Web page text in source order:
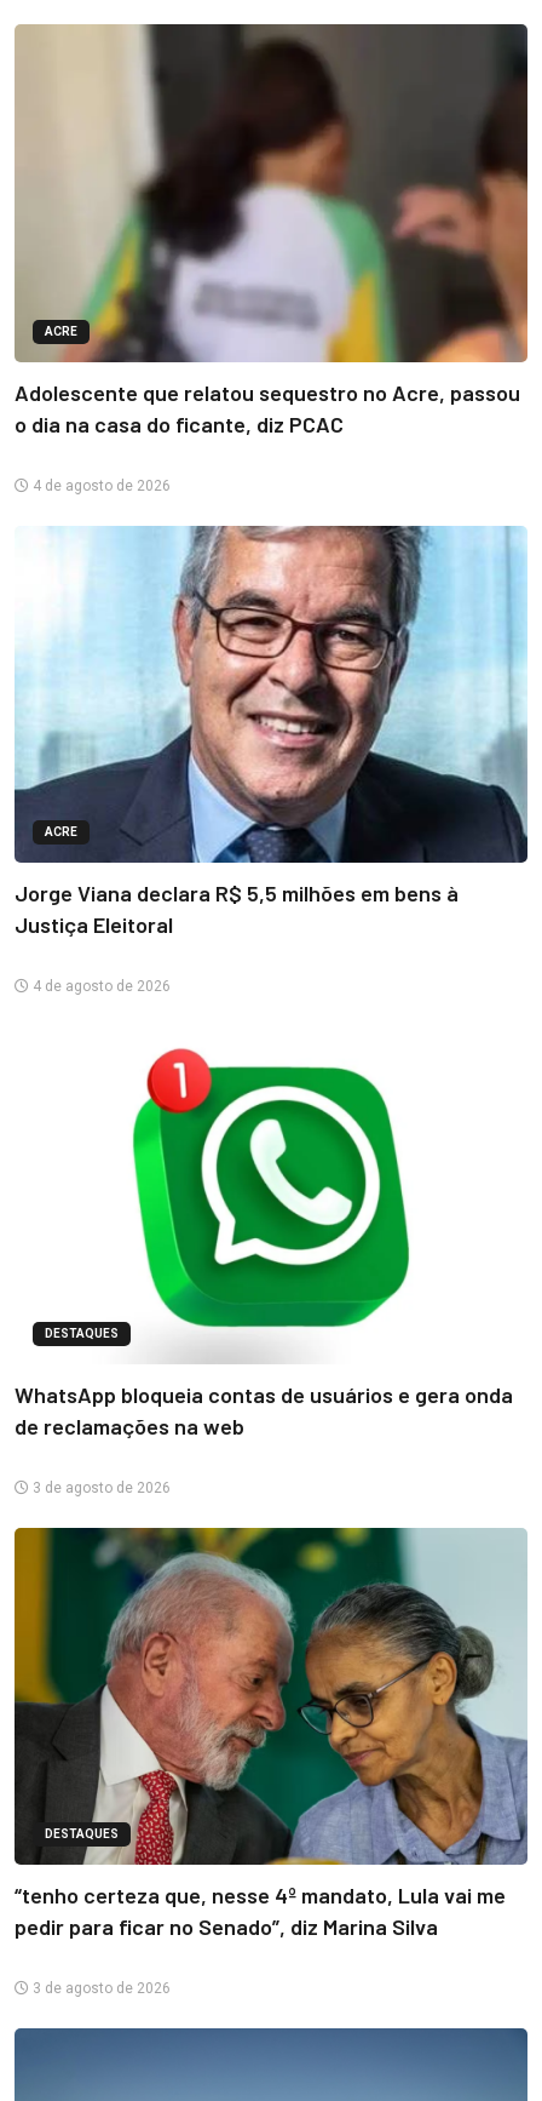
ACRE
Adolescente que relatou sequestro no Acre, passou
o dia na casa do ficante, diz PCAC
4 de agosto de 2026
ACRE
Jorge Viana declara R$ 5,5 milhões em bens à
Justiça Eleitoral
4 de agosto de 2026
DESTAQUES
WhatsApp bloqueia contas de usuários e gera onda
de reclamações na web
3 de agosto de 2026
DESTAQUES
“tenho certeza que, nesse 4º mandato, Lula vai me
pedir para ficar no Senado”, diz Marina Silva
3 de agosto de 2026